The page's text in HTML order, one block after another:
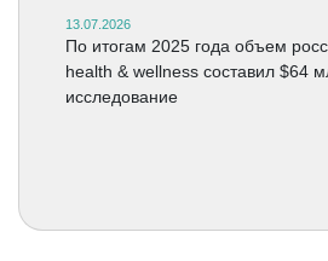
13.07.2026
По итогам 2025 года объем
health & wellness составил $64
исследование